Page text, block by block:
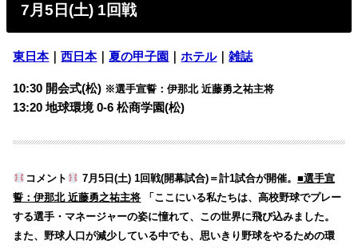
7月5日(土) 1回戦
東日本｜西日本｜夏の甲子園 ｜ホテル｜雑誌
10:30 開会式(松) ※選手宣誓：伊那北 近藤勇之祐主将
13:20 地球環境 0-6 松商学園(松)
コメント 7月5日(土) 1回戦(開幕試合)＝計1試合が開催。 ■選手宣
誓：伊那北 近藤勇之祐主将 「ここにいる私たちは、高校野球でプレー
する選手・マネージャーの姿に憧れて、この世界に飛び込みました。
また、野球人口が減少している中でも、思いきり野球をやるための環